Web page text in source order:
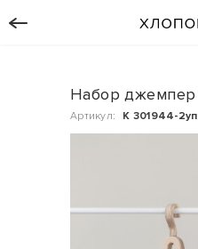
Набор джемпер
Артикул: К 301944-2уп